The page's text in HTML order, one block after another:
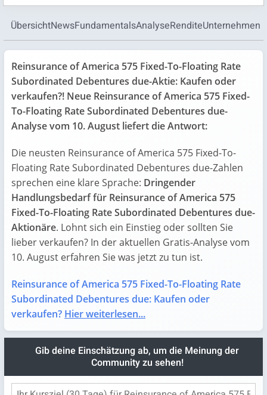
ÜbersichtNewsFundamentalsAnalyseRenditeUnternehmen
Reinsurance of America 575 Fixed-To-Floating Rate
Subordinated Debentures due-Aktie: Kaufen oder
verkaufen?! Neue Reinsurance of America 575 Fixed-
To-Floating Rate Subordinated Debentures due-
Analyse vom 10. August liefert die Antwort:
Die neusten Reinsurance of America 575 Fixed-To-
Floating Rate Subordinated Debentures due-Zahlen
sprechen eine klare Sprache: Dringender
Handlungsbedarf für Reinsurance of America 575
Fixed-To-Floating Rate Subordinated Debentures due-
Aktionäre. Lohnt sich ein Einstieg oder sollten Sie
lieber verkaufen? In der aktuellen Gratis-Analyse vom
10. August erfahren Sie was jetzt zu tun ist.
Reinsurance of America 575 Fixed-To-Floating Rate
Subordinated Debentures due: Kaufen oder
verkaufen? Hier weiterlesen...
Gib deine Einschätzung ab, um die Meinung der
Community zu sehen!